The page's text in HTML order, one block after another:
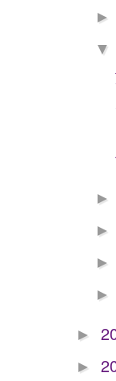
►
▼
►
►
►
►
►
►